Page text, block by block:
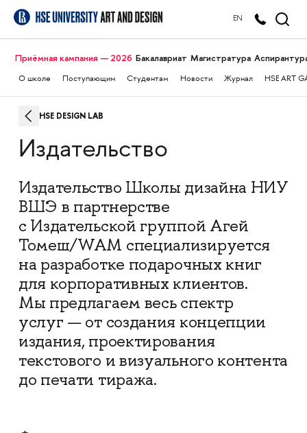
EN
Приёмная кампания — 2026 Бакалавриат Магистратура
О школе Поступающим Студентам Новости Журнал HSE ART
HSE DESIGN LAB
Издательство
Издательство Школы дизайна НИУ
ВШЭ в партнерстве
с Издательской группой Агей
Томеш/WAM специализируется
на разработке подарочных книг
для корпоративных клиентов.
Мы предлагаем весь спектр
услуг — от создания концепции
издания, проектирования
текстового и визуального контента
до печати тиража.